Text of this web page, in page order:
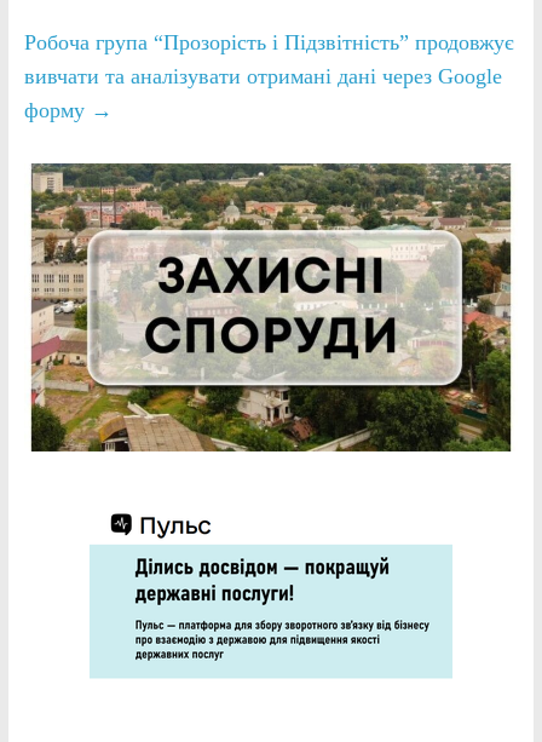
Робоча група “Прозорість і Підзвітність” продовжує
вивчати та аналізувати отримані дані через Google
форму →